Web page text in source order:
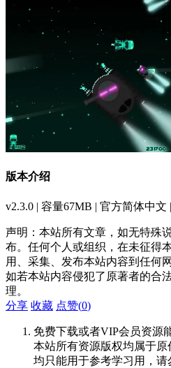
版本介绍
v2.3.0 | 容量67MB | 官方简体中
声明：本站所有文章，如无特殊
布。任何个人或组织，在未征得
用、采集、发布本站内容到任何
如若本站内容侵犯了原著者的合
理。
分享 收藏 点赞(0)
免费下载或者VIP会员资源
本站所有资源版权均属于
均只能用于参考学习用，请